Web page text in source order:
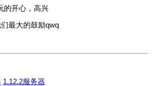
的开心，高兴
最大的鼓励qwq
1.12.2服务器